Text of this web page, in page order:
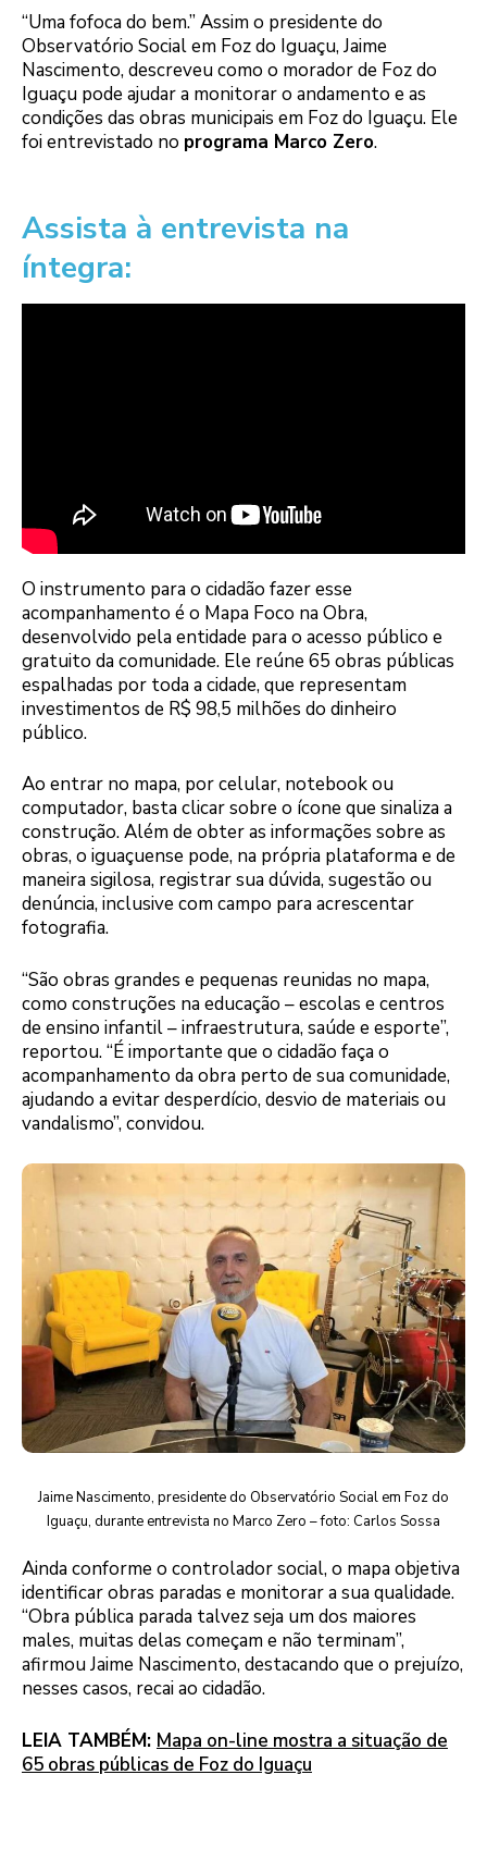
“Uma fofoca do bem.” Assim o presidente do
Observatório Social em Foz do Iguaçu, Jaime
Nascimento, descreveu como o morador de Foz do
Iguaçu pode ajudar a monitorar o andamento e as
condições das obras municipais em Foz do Iguaçu. Ele
foi entrevistado no programa Marco Zero.
Assista à entrevista na
íntegra:
O instrumento para o cidadão fazer esse
acompanhamento é o Mapa Foco na Obra,
desenvolvido pela entidade para o acesso público e
gratuito da comunidade. Ele reúne 65 obras públicas
espalhadas por toda a cidade, que representam
investimentos de R$ 98,5 milhões do dinheiro
público.
Ao entrar no mapa, por celular, notebook ou
computador, basta clicar sobre o ícone que sinaliza a
construção. Além de obter as informações sobre as
obras, o iguaçuense pode, na própria plataforma e de
maneira sigilosa, registrar sua dúvida, sugestão ou
denúncia, inclusive com campo para acrescentar
fotografia.
“São obras grandes e pequenas reunidas no mapa,
como construções na educação – escolas e centros
de ensino infantil – infraestrutura, saúde e esporte”,
reportou. “É importante que o cidadão faça o
acompanhamento da obra perto de sua comunidade,
ajudando a evitar desperdício, desvio de materiais ou
vandalismo”, convidou.
Jaime Nascimento, presidente do Observatório Social em Foz do
Iguaçu, durante entrevista no Marco Zero – foto: Carlos Sossa
Ainda conforme o controlador social, o mapa objetiva
identificar obras paradas e monitorar a sua qualidade.
“Obra pública parada talvez seja um dos maiores
males, muitas delas começam e não terminam”,
afirmou Jaime Nascimento, destacando que o prejuízo,
nesses casos, recai ao cidadão.
LEIA TAMBÉM: Mapa on-line mostra a situação de
65 obras públicas de Foz do Iguaçu